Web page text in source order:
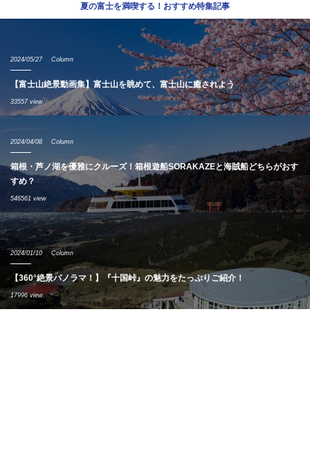
夏の富士を満喫する！おすすめ特集記事
2024/05/27 Column
【富士山絶景動画集】富士山を眺めて、富士山に癒されよう
33557 view
2024/04/08 Column
箱根・芦ノ湖を優雅にクルーズ！箱根遊船SORAKAZEと海賊船どちらがおす
すめ？
546561 view
2024/01/10 Column
【360°絶景パノラマ！】『十国峠』の魅力をたっぷりご紹介！
17996 view